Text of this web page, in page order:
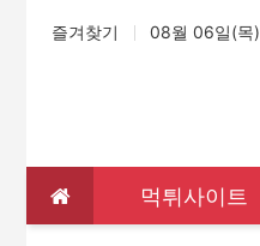
상단 네비
즐겨찾기 08월 06일(목)
메인 메뉴먹튀사이트